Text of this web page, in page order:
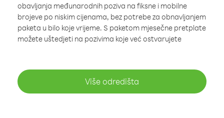
obavljanja međunarodnih poziva na fiksne i mobilne
brojeve po niskim cijenama, bez potrebe za obnavljanjem
paketa u bilo koje vrijeme. S paketom mjesečne pretplate
možete uštedjeti na pozivima koje već ostvarujete
Više odredišta